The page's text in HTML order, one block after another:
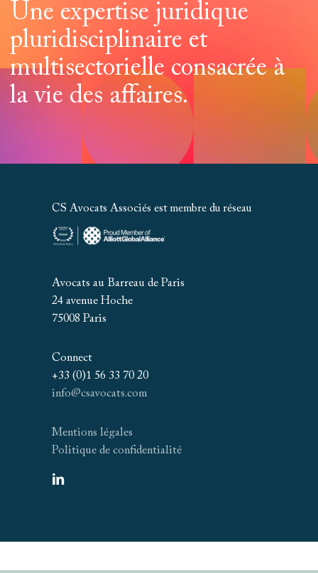
Une expertise juridique
pluridisciplinaire et
multisectorielle consacrée à
la vie des affaires.
CS Avocats Associés est membre du réseau
Avocats au Barreau de Paris
24 avenue Hoche
75008 Paris
Connect
+33 (0)1 56 33 70 20
info@csavocats.com
Mentions légales
Politique de confidentialité